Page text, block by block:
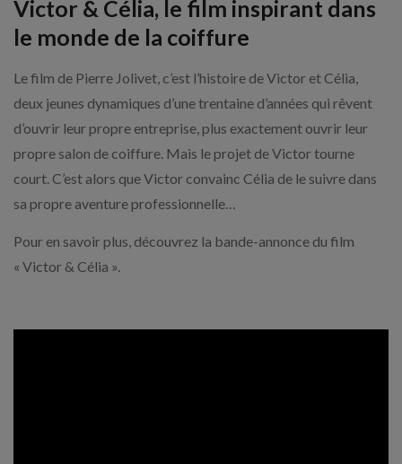
Victor & Célia, le film inspirant dans
le monde de la coiffure
Le film de Pierre Jolivet, c’est l’histoire de Victor et Célia,
deux jeunes dynamiques d’une trentaine d’années qui rêvent
d’ouvrir leur propre entreprise, plus exactement ouvrir leur
propre salon de coiffure. Mais le projet de Victor tourne
court. C’est alors que Victor convainc Célia de le suivre dans
sa propre aventure professionnelle…
Pour en savoir plus, découvrez la bande-annonce du film
« Victor & Célia ».